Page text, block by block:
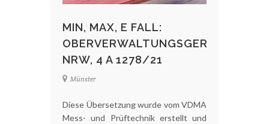
MIN, MAX, E FALL:
OBERVERWALTUNGSGERICHT
NRW, 4 A 1278/21
Münster
Diese Übersetzung wurde vom VDMA
Mess- und Prüftechnik erstellt und